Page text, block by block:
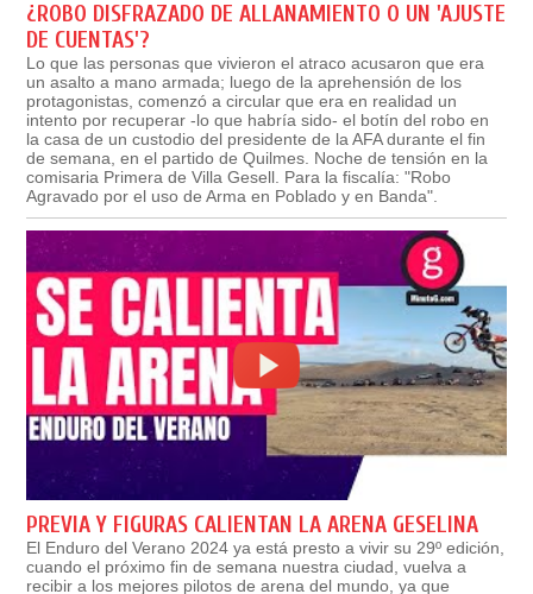
¿ROBO DISFRAZADO DE ALLANAMIENTO O UN 'AJUSTE
DE CUENTAS'?
Lo que las personas que vivieron el atraco acusaron que era
un asalto a mano armada; luego de la aprehensión de los
protagonistas, comenzó a circular que era en realidad un
intento por recuperar -lo que habría sido- el botín del robo en
la casa de un custodio del presidente de la AFA durante el fin
de semana, en el partido de Quilmes. Noche de tensión en la
comisaria Primera de Villa Gesell. Para la fiscalía: "Robo
Agravado por el uso de Arma en Poblado y en Banda".
PREVIA Y FIGURAS CALIENTAN LA ARENA GESELINA
El Enduro del Verano 2024 ya está presto a vivir su 29º edición,
cuando el próximo fin de semana nuestra ciudad, vuelva a
recibir a los mejores pilotos de arena del mundo, ya que